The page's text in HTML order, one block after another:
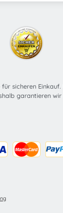
sicheren
garantieren